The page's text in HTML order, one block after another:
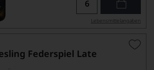
Lebensmittel­angaben
Federspiel Late